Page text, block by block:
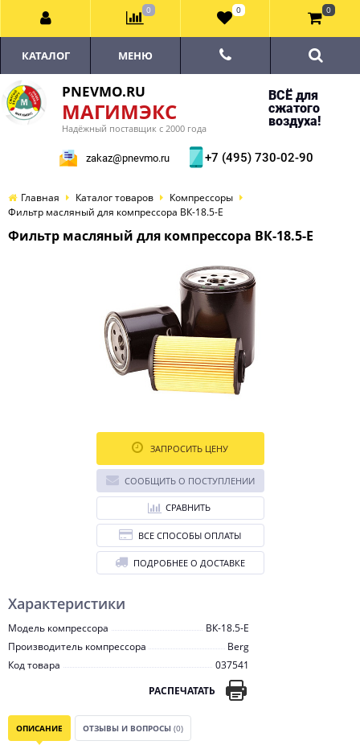
PNEVMO.RU
МАГИМЭКС
Надёжный поставщик с 2000 года
ВСЁ для
сжатого
воздуха!
zakaz@pnevmo.ru +7 (495) 730-02-90
КАТАЛОГ МЕНЮ
Главная Каталог товаров
Компрессоры
Фильтр масляный для компрессора ВК-18.5-E
Фильтр масляный для компрессора ВК-18.5-E
Характеристики
Модель компрессора
ВК-18.5-E
Производитель компрессора
Berg
Код товара
037541
РАСПЕЧАТАТЬ
ЗАПРОСИТЬ ЦЕНУ
СООБЩИТЬ О ПОСТУПЛЕНИИ
СРАВНИТЬ
ВСЕ СПОСОБЫ ОПЛАТЫ
ПОДРОБНЕЕ О ДОСТАВКЕ
ОПИСАНИЕ ОТЗЫВЫ И ВОПРОСЫ (0)
0 0 0